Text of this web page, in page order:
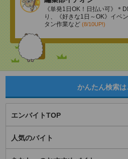
《単発1日OK！日払い可》＊
り、《好きな1日～OK》イベ
タン作業など (8/10UP!)
かんたん検索は
エンバイトTOP
人気のバイト